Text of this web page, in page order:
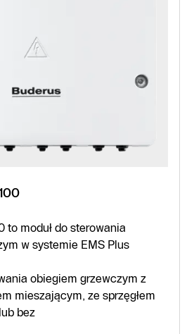
to moduł do sterowania
w systemie EMS Plus
obiegiem grzewczym z
mieszającym, ze sprzęgłem
bez